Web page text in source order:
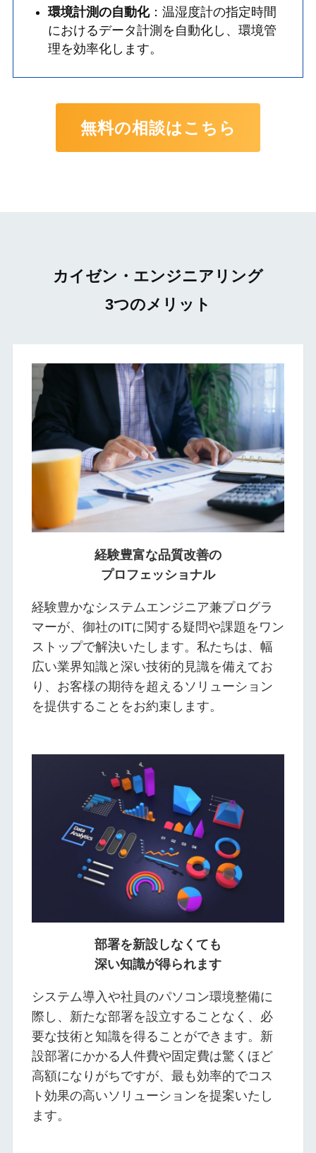
環境計測の自動化：温湿度計の指定時間
におけるデータ計測を自動化し、環境管
理を効率化します。
無料の相談はこちら
カイゼン・エンジニアリング
3つのメリット
経験豊富な品質改善の
プロフェッショナル
経験豊かなシステムエンジニア兼プログラ
マーが、御社のITに関する疑問や課題をワン
ストップで解決いたします。私たちは、幅
広い業界知識と深い技術的見識を備えてお
り、お客様の期待を超えるソリューション
を提供することをお約束します。
部署を新設しなくても
深い知識が得られます
システム導入や社員のパソコン環境整備に
際し、新たな部署を設立することなく、必
要な技術と知識を得ることができます。新
設部署にかかる人件費や固定費は驚くほど
高額になりがちですが、最も効率的でコス
ト効果の高いソリューションを提案いたし
ます。